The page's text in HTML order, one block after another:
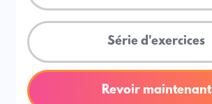
Série d'exercices
Revoir maintenant